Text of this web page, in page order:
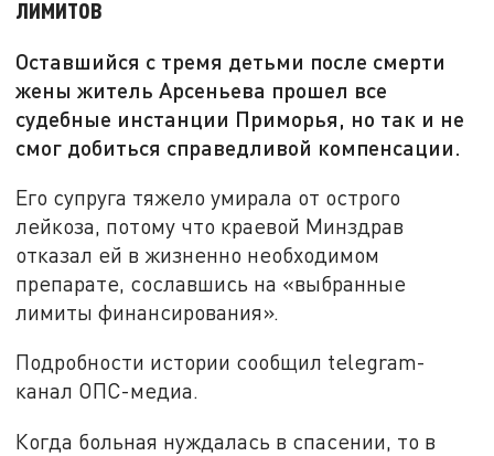
лимитов
Оставшийся с тремя детьми после смерти
жены житель Арсеньева прошел все
судебные инстанции Приморья, но так и не
смог добиться справедливой компенсации.
Его супруга тяжело умирала от острого
лейкоза, потому что краевой Минздрав
отказал ей в жизненно необходимом
препарате, сославшись на «выбранные
лимиты финансирования».
Подробности истории сообщил telegram-
канал ОПС-медиа.
Когда больная нуждалась в спасении, то в